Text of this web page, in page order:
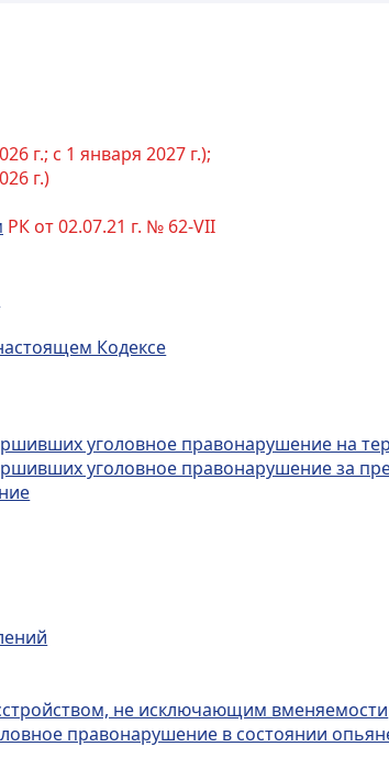
г.; с 1 января 2027 г.);
г.)
РК от 02.07.21 г. № 62-VII
Кодексе
уголовное правонарушение на
уголовное правонарушение за
не исключающим вменяемости
правонарушение в состоянии